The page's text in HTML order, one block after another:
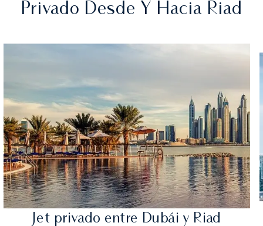
Privado Desde Y Hacia Riad
Jet privado entre Dubái y Riad